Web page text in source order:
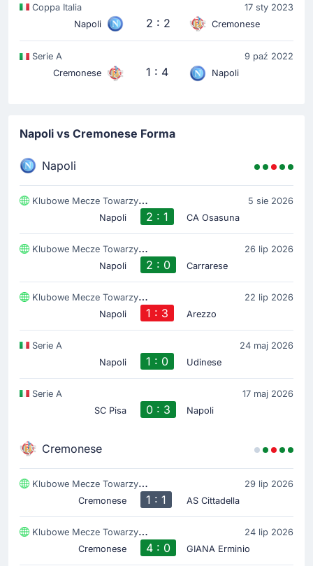
Coppa Italia
17 sty 2023
Napoli
2 : 2 Cremonese
Serie A
9 paź 2022
Cremonese
1 : 4 Napoli
Napoli vs Cremonese Forma
Napoli
Klubowe Mecze Towarzyski
5 sie 2026
Napoli
2 : 1 CA Osasuna
Klubowe Mecze Towarzyski
26 lip 2026
Napoli
2 : 0 Carrarese
Klubowe Mecze Towarzyski
22 lip 2026
Napoli
1 : 3 Arezzo
Serie A
24 maj 2026
Napoli
1 : 0 Udinese
Serie A
17 maj 2026
SC Pisa
0 : 3 Napoli
Cremonese
Klubowe Mecze Towarzyski
29 lip 2026
Cremonese
1 : 1 AS Cittadella
Klubowe Mecze Towarzyski
24 lip 2026
Cremonese
4 : 0 GIANA Erminio